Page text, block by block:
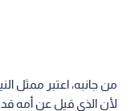
من جانبه، اعتبر ممثل
لأن الذي قيل عن أمه قد